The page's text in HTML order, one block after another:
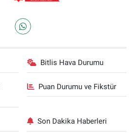
Bitlis Hava Durumu
Puan Durumu ve Fikstür
Son Dakika Haberleri